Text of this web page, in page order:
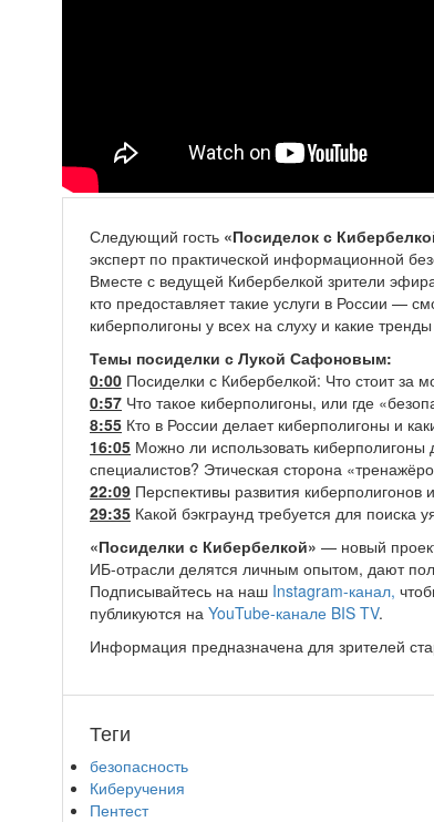
Следующий гость «Посиделок с
эксперт по практической информационной
Вместе с ведущей Кибербелкой зрители
кто предоставляет такие услуги в России —
киберполигоны у всех на слуху и какие
Темы посиделки с Лукой Сафоновым:
0:00 Посиделки с Кибербелкой: Что стоит за
0:57 Что такое киберполигоны, или где
8:55 Кто в России делает киберполигоны и
16:05 Можно ли использовать
специалистов? Этическая сторона
22:09 Перспективы развития
29:35 Какой бэкграунд требуется для поиска
«Посиделки с Кибербелкой» — новый
ИБ-отрасли делятся личным опытом, дают
Подписывайтесь на наш Instagram-канал,
публикуются на YouTube-канале BIS TV.
Информация предназначена для зрителей
Теги
безопасность
Киберучения
Пентест